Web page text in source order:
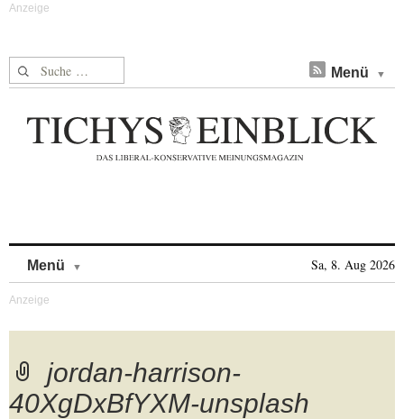
Suche nach: Menü
Menü Sa, 8. Aug 2026
jordan-harrison-
40XgDxBfYXM-unsplash